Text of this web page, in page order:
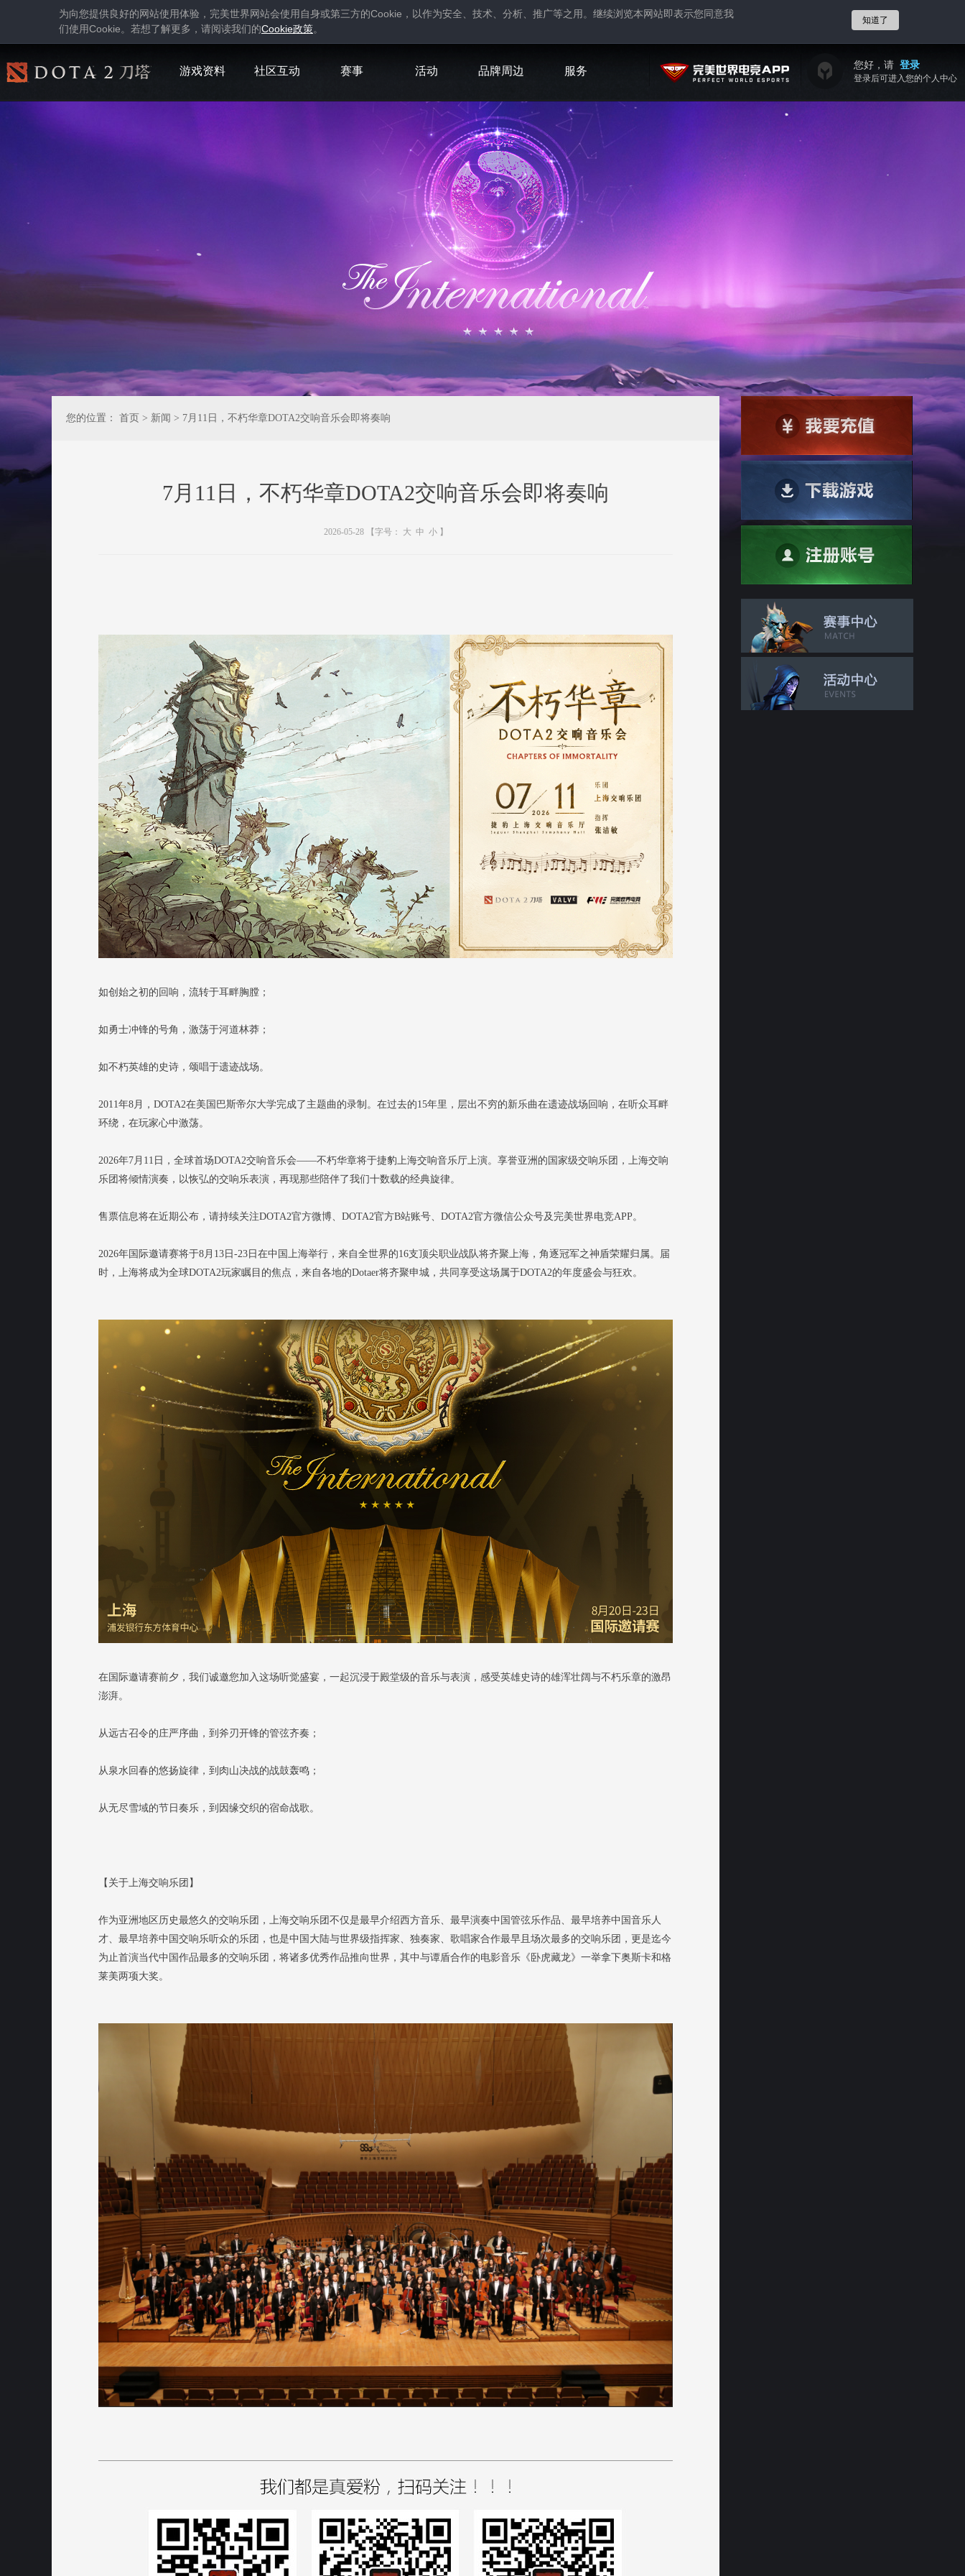
为向您提供良好的网站使用体验，完美世界网站会使用自身或第三方的Cookie ，以作为安全、技术、分析、推广等之用。继续浏览本网站即表示您同意我
们使用Cookie。若想了解更多，请阅读我们的Cookie政策。
知道了
游戏资料 社区互动 赛事 活动 品牌周边 服务 您好，请 登录
登录后可进入您的个人中心
您的位置： 首页 > 新闻 > 7月11日，不朽华章DOTA2交响音乐会即将奏响
7月11日，不朽华章DOTA2交响音乐会即将奏响
2026-05-28 【字号： 大 中 小】
如创始之初的回响，流转于耳畔胸膛；
如勇士冲锋的号角，激荡于河道林莽；
如不朽英雄的史诗，颂唱于遗迹战场。
2011年8月，DOTA2在美国巴斯帝尔大学完成了主题曲的录制。在过去的15年里，层出不穷的新乐曲在遗迹战场回响，在听众耳畔
环绕，在玩家心中激荡。
2026年7月11日，全球首场DOTA2交响音乐会——不朽华章将于捷豹上海交响音乐厅上演。享誉亚洲的国家级交响乐团，上海交响
乐团将倾情演奏，以恢弘的交响乐表演，再现那些陪伴了我们十数载的经典旋律。
售票信息将在近期公布，请持续关注DOTA2官方微博、DOTA2官方B站账号、DOTA2官方微信公众号及完美世界电竞APP。
2026年国际邀请赛将于8月13日-23日在中国上海举行，来自全世界的16支顶尖职业战队将齐聚上海，角逐冠军之神盾荣耀归属。届
时，上海将成为全球DOTA2玩家瞩目的焦点，来自各地的Dotaer将齐聚申城，共同享受这场属于DOTA2的年度盛会与狂欢。
在国际邀请赛前夕，我们诚邀您加入这场听觉盛宴，一起沉浸于殿堂级的音乐与表演，感受英雄史诗的雄浑壮阔与不朽乐章的激昂
澎湃。
从远古召令的庄严序曲，到斧刃开锋的管弦齐奏；
从泉水回春的悠扬旋律，到肉山决战的战鼓轰鸣；
从无尽雪域的节日奏乐，到因缘交织的宿命战歌。
【关于上海交响乐团】
作为亚洲地区历史最悠久的交响乐团，上海交响乐团不仅是最早介绍西方音乐、最早演奏中国管弦乐作品、最早培养中国音乐人
才、最早培养中国交响乐听众的乐团，也是中国大陆与世界级指挥家、独奏家、歌唱家合作最早且场次最多的交响乐团，更是迄今
为止首演当代中国作品最多的交响乐团，将诸多优秀作品推向世界，其中与谭盾合作的电影音乐《卧虎藏龙》一举拿下奥斯卡和格
莱美两项大奖。